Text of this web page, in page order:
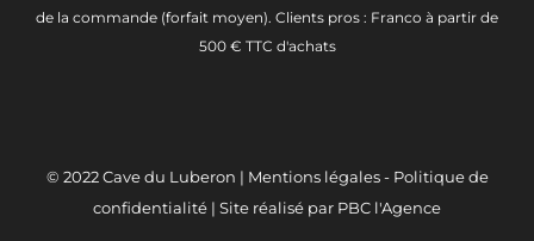
de la commande (forfait moyen). Clients pros : Franco à partir de
500 € TTC d'achats
© 2022Cave du Luberon | Mentions légales- Politique de
confidentialité | Site réalisé par PBC l'Agence